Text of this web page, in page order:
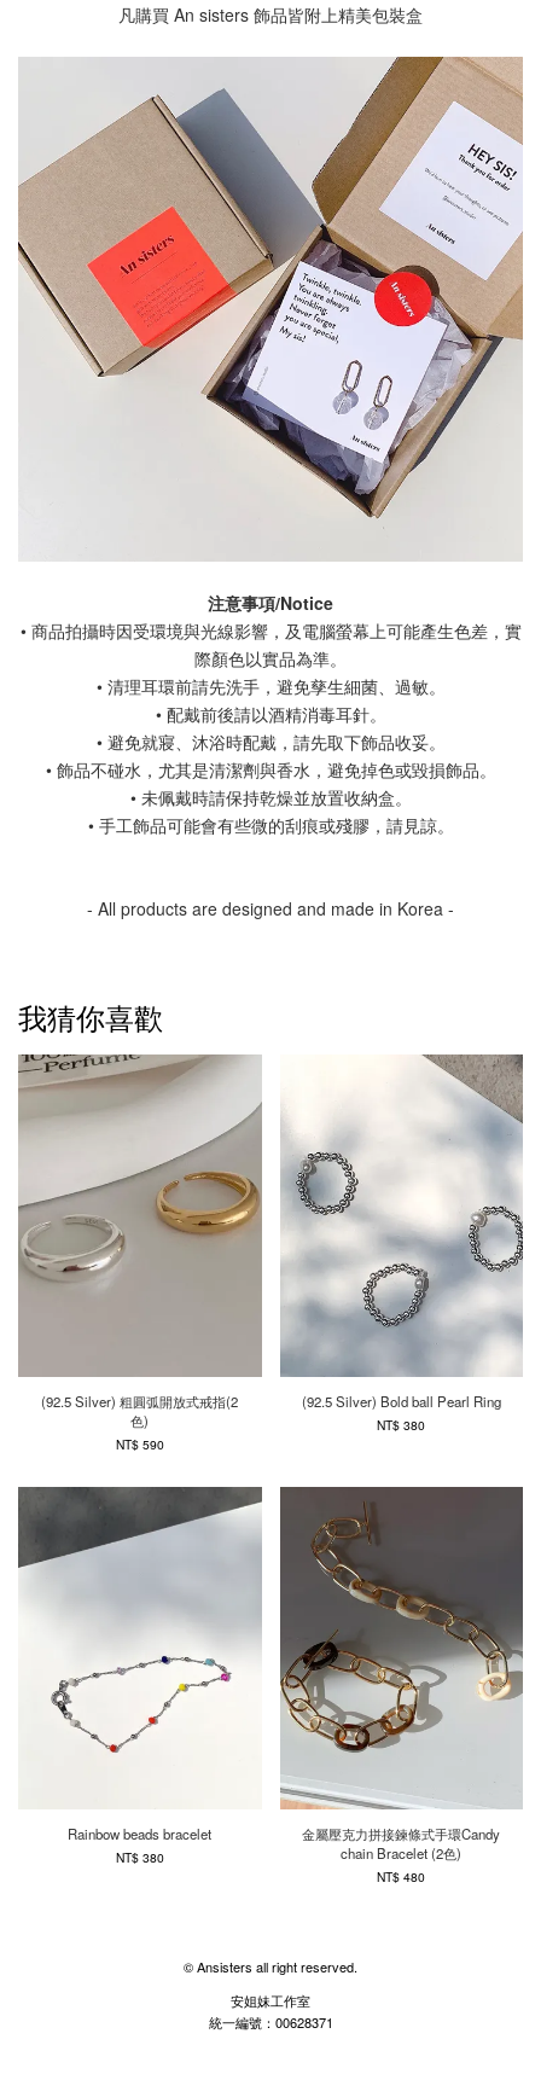
凡購買 An sisters 飾品皆附上精美包裝盒
注意事項/Notice
• 商品拍攝時因受環境與光線影響，及電腦螢幕上可能產生色差，實
際顏色以實品為準。
• 清理耳環前請先洗手，避免孳生細菌、過敏。
• 配戴前後請以酒精消毒耳針。
• 避免就寢、沐浴時配戴，請先取下飾品收妥。
• 飾品不碰水，尤其是清潔劑與香水，避免掉色或毀損飾品。
• 未佩戴時請保持乾燥並放置收納盒。
• 手工飾品可能會有些微的刮痕或殘膠，請見諒。
- All products are designed and made in Korea -
我猜你喜歡
(92.5 Silver) 粗圓弧開放式戒指(2
色)
NT$ 590
(92.5 Silver) Bold ball Pearl Ring
NT$ 380
Rainbow beads bracelet
NT$ 380
金屬壓克力拼接鍊條式手環Candy
chain Bracelet (2色)
NT$ 480
© Ansisters all right reserved.
安姐妹工作室
統一編號：00628371